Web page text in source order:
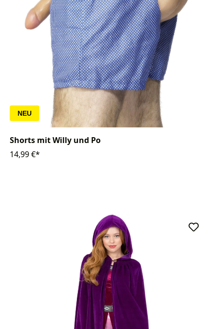
NEU
Shorts mit Willy und Po
14,99 €*